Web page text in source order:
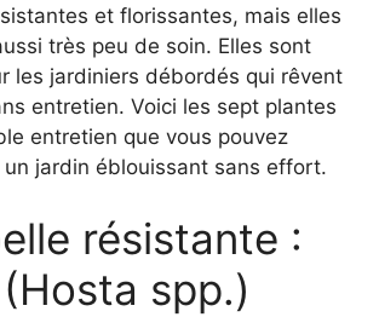
et florissantes, mais elles
très peu de soin. Elles sont
les jardiniers débordés qui rêvent
entretien. Voici les sept plantes
entretien que vous pouvez
jardin éblouissant sans effort.
résistante :
spp.)